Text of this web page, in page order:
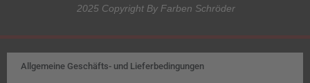
2025 Copyright By Farben Schröder
Allgemeine Geschäfts- und Lieferbedingungen